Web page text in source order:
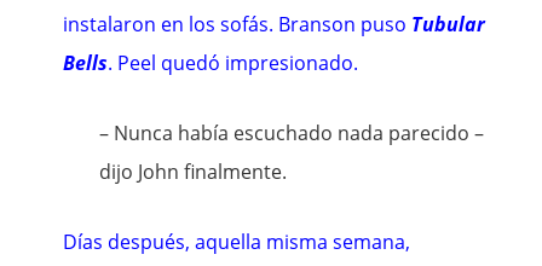
instalaron en los sofás. Branson puso Tubular
Bells. Peel quedó impresionado.
– Nunca había escuchado nada parecido –
dijo John finalmente.
Días después, aquella misma semana,